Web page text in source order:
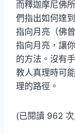
而釋迦摩尼佛
們指出如何達
指向月亮（佛
指向月亮，讓
的方法。沒有
教人真理時可
理的路徑。
(已閱讀 962